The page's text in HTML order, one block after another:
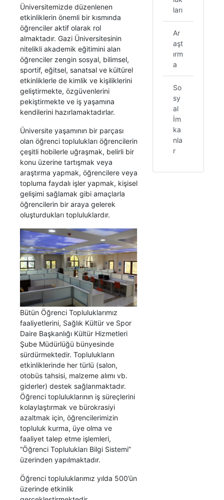
Üniversitemizde düzenlenen
etkinliklerin önemli bir kısmında
öğrenciler aktif olarak rol
almaktadır. Gazi Üniversitesinin
nitelikli akademik eğitimini alan
öğrenciler zengin sosyal, bilimsel,
sportif, eğitsel, sanatsal ve kültürel
etkinliklerle de kimlik ve kişiliklerini
geliştirmekte, özgüvenlerini
pekiştirmekte ve iş yaşamına
kendilerini hazırlamaktadırlar.
Üniversite yaşamının bir parçası
olan öğrenci toplulukları öğrencilerin
çeşitli hobilerle uğraşmak, belirli bir
konu üzerine tartışmak veya
araştırma yapmak, öğrencilere veya
topluma faydalı işler yapmak, kişisel
gelişimi sağlamak gibi amaçlarla
öğrencilerin bir araya gelerek
oluşturdukları topluluklardır.
Bütün Öğrenci Topluluklarımız
faaliyetlerini, Sağlık Kültür ve Spor
Daire Başkanlığı Kültür Hizmetleri
Şube Müdürlüğü bünyesinde
sürdürmektedir. Toplulukların
etkinliklerinde her türlü (salon,
otobüs tahsisi, malzeme alımı vb.
giderler) destek sağlanmaktadır.
Öğrenci topluluklarının iş süreçlerini
kolaylaştırmak ve bürokrasiyi
azaltmak için, öğrencilerimizin
topluluk kurma, üye olma ve
faaliyet talep etme işlemleri,
“Öğrenci Toplulukları Bilgi Sistemi”
üzerinden yapılmaktadır.
Öğrenci topluluklarımız yılda 500’ün
üzerinde etkinlik
ları
Ar
aşt
ırm
a
So
sy
al
İm
ka
nla
r